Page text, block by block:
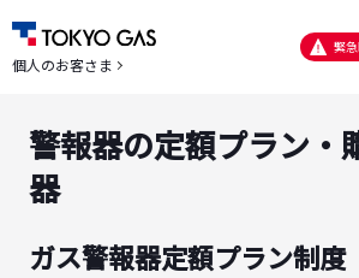
個人のお客さま
緊
警報器の定額プラン・
器
ガス警報器定額プラン制度